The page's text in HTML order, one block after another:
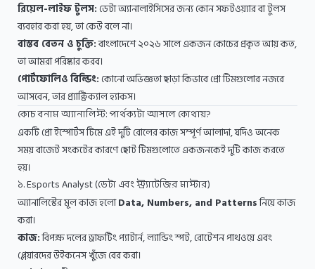
রিয়েল-লাইফ টুলস: ডেটা অ্যানালাইসিসের জন্য কোন সফটওয়্যার বা টুলস
ব্যবহার করা হয়, তা কেউ বলে না।
বাস্তব বেতন ও চুক্তি:বাংলাদেশে ২০২৬ সালে একজন কোচের প্রকৃত আয় কত,
তা আমরা পরিষ্কার করব।
পোর্টফোলিও বিল্ডিং: কোনো অভিজ্ঞতা ছাড়া কিভাবে প্রো টিমগুলোর নজরে
আসবেন, তার প্র্যাক্টিক্যাল হ্যাকস।
কোচ বনাম অ্যানালিস্ট: পার্থক্যটা আসলে কোথায়?
একটি প্রো ইস্পোর্টস টিমে এই দুটি রোলের কাজ সম্পূর্ণ আলাদা, যদিও অনেক
সময় বাজেট সংকটের কারণে ছোট টিমগুলোতে একজনকেই দুটি কাজ করতে
হয়।
১. Esports Analyst (ডেটা এবং স্ট্র্যাটেজির মাস্টার)
অ্যানালিস্টের মূল কাজ হলোData, Numbers, and Patternsনিয়ে কাজ
করা।
কাজ:বিপক্ষ দলের ড্রাফটিং প্যাটার্ন, ল্যান্ডিং স্পট, রোটেশন পাথওয়ে এবং
প্লেয়ারদের উইকনেস খুঁজে বের করা।